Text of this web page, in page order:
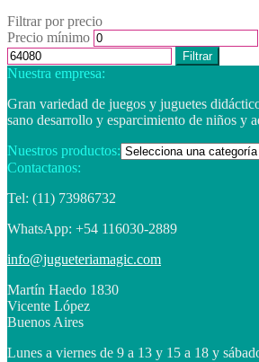
Filtrar por precio
Precio mínimo
Filtrar
Nuestra empresa:
Gran variedad de juegos y juguetes
sano desarrollo y esparcimiento de niños y
Nuestros productos:
Contactanos:
Tel: (11) 73986732
WhatsApp: +54 116030-2889
info@jugueteriamagic.com
Martín Haedo 1830
Vicente López
Buenos Aires
Lunes a viernes de 9 a 13 y 15 a 18 y